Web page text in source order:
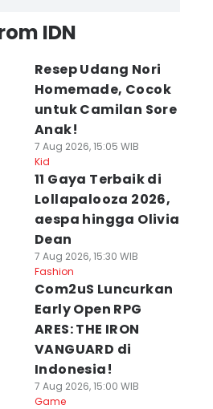
IDN
Resep Udang Nori
Homemade, Cocok
untuk Camilan Sore
Anak!
7 Aug 2026, 15:05 WIB
Kid
11 Gaya Terbaik di
Lollapalooza 2026,
aespa hingga Olivia
Dean
7 Aug 2026, 15:30 WIB
Fashion
Com2uS Luncurkan
Early Open RPG
ARES: THE IRON
VANGUARD di
Indonesia!
7 Aug 2026, 15:00 WIB
Game